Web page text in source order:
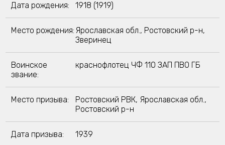
Дата рождения: 1918 (1919)
Место рождения: Ярославская обл., Ростовский р-н,
Зверинец
Воинское
звание:
краснофлотец ЧФ 110 ЗАП ПВО ГБ
Место призыва:
Ростовский РВК, Ярославская обл.,
Ростовский р-н
Дата призыва: 1939